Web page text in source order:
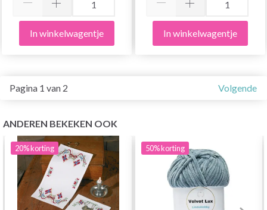
In winkelwagentje In winkelwagentje
Pagina 1 van 2 Volgende
ANDEREN BEKEKEN OOK
20%korting 50%korting